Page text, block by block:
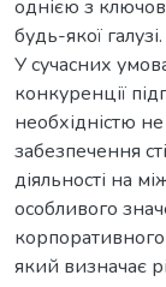
однією з
будь-якої галузі.
У сучасних
конкуренції
необхідністю
забезпечення
діяльності на
особливого
корпоративного
який визначає